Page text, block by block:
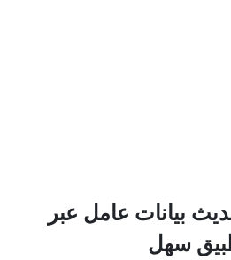
بيانات عامل عبر
سهل